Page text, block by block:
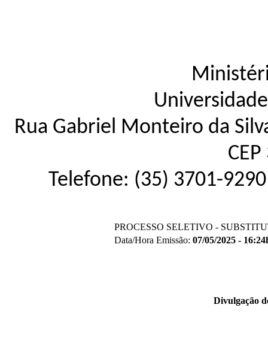
Rua Gabriel Monteiro da
Telefone: (35) 3701-
PROCESSO SELETIVO -
Data/Hora Emissão: 07/05/2025 -
Divulgação